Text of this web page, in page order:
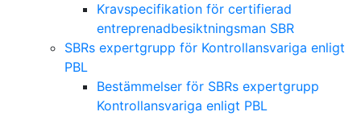
Kravspecifikation för certifierad
entreprenadbesiktningsman SBR
SBRs expertgrupp för Kontrollansvariga enligt
PBL
Bestämmelser för SBRs expertgrupp
Kontrollansvariga enligt PBL